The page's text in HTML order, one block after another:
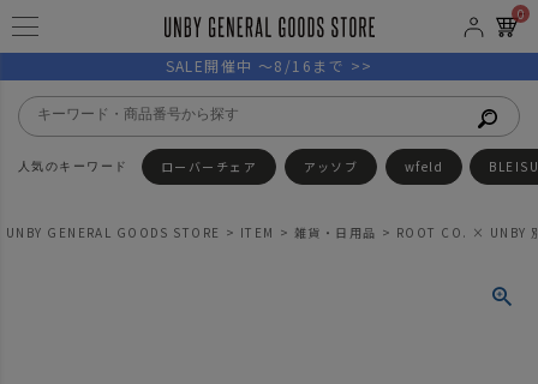
0
SALE開催中 ～8/16まで >>
ローバーチェア アッソブ wfeld
UNBY GENERAL GOODS STORE ITEM 雑貨・日用品 ROOT CO. × UNBY